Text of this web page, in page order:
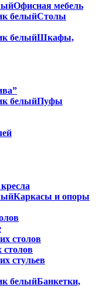
Офисная мебель
Столы
Шкафы,
Пуфы
Каркасы и опоры
столов
столов
стульев
Банкетки,